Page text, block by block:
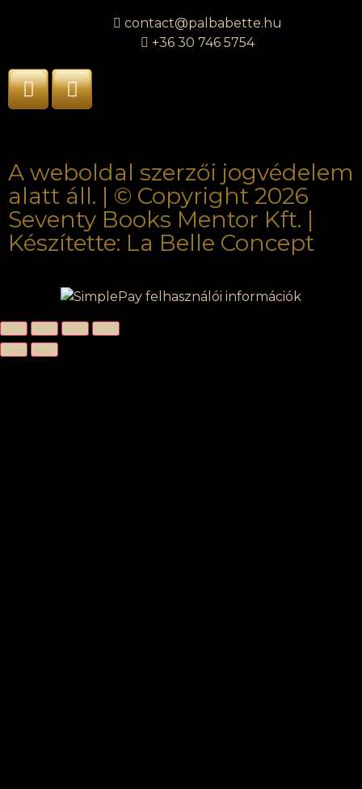
contact@palbabette.hu
+36 30 746 5754
A weboldal szerzői jogvédelem
alatt áll. | © Copyright 2026
Seventy Books Mentor Kft. |
Készítette: La Belle Concept